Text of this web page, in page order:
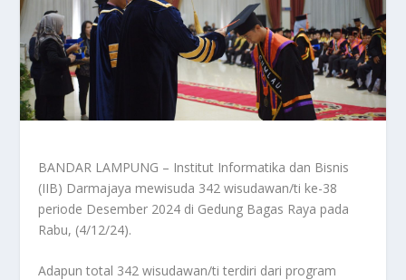
BANDAR LAMPUNG – Institut Informatika dan Bisnis
(IIB) Darmajaya mewisuda 342 wisudawan/ti ke-38
periode Desember 2024 di Gedung Bagas Raya pada
Rabu, (4/12/24).
Adapun total 342 wisudawan/ti terdiri dari program